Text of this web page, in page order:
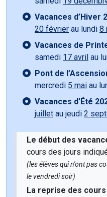
Vacances d’Hiver
20 février au lundi 8
Vacances de
samedi 17 avril au
Pont de
mercredi 5 mai au
Vacances d’Été
juillet au jeudi 2
Le début des
cours des jours
(les élèves qui n'ont pas
le vendredi soir)
La reprise des cours